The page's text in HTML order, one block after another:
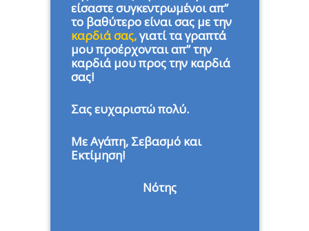
είσαστε συγκεντρωμένοι απ”
το βαθύτερο είναι σας με την
καρδιά σας,γιατί τα γραπτά
μου προέρχονται απ” την
καρδιά μου προς την καρδιά
σας!
Σας ευχαριστώ πολύ.
Με Αγάπη, Σεβασμό και
Εκτίμηση!
Νότης